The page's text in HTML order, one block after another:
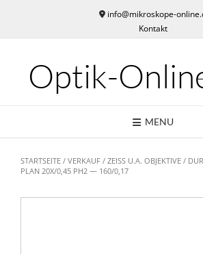
content
info@mikroskope-
Kontakt
Optik-
MENU
STARTSEITE / VERKAUF / ZEISS U.A. OBJEKTIVE /
PLAN 20X/0,45 PH2 — 160/0,17